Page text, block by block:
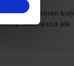
Turvallisemman
hinta Suomessa alk.